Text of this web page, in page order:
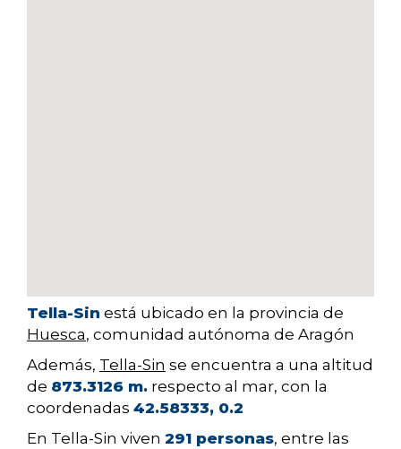
Tella-Sin está ubicado en la provincia de
Huesca, comunidad autónoma de Aragón
Además, Tella-Sin se encuentra a una altitud
de 873.3126 m. respecto al mar, con la
coordenadas 42.58333, 0.2
En Tella-Sin viven 291 personas, entre las